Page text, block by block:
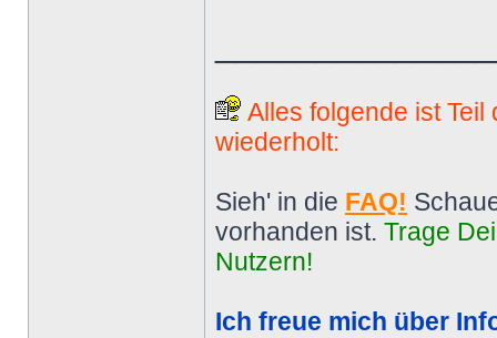
Alles folgende ist
wiederholt:
Sieh' in die FAQ!
vorhanden ist. Trage
Nutzern!
Ich freue mich über